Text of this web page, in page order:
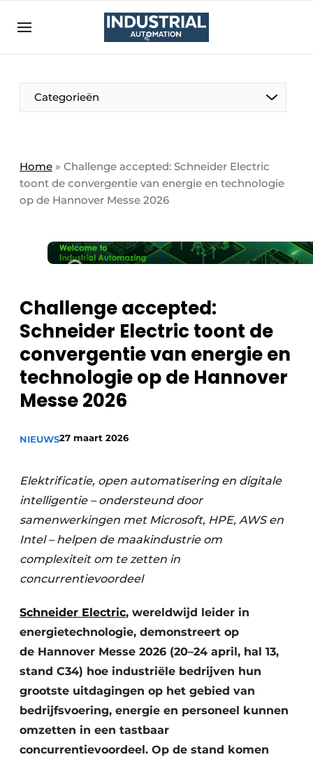
Aanmelden
Bedrijven
Bedrijven
Direct contact
Eigen content aanleveren
Meest gelezen
Podcasts
Privacy / Cookie statement
Vacature aanmelden
Vacatures
Video’s
Categorieën
Home » Challenge accepted: Schneider Electric
toont de convergentie van energie en technologie
op de Hannover Messe 2026 ​ ​ ​
Challenge accepted:
Schneider Electric toont de
convergentie van energie en
technologie op de Hannover
Messe 2026 ​ ​ ​
NIEUWS27 maart 2026
Elektrificatie, open automatisering en digitale
intelligentie – ondersteund door
samenwerkingen met Microsoft, HPE, AWS en
Intel – helpen de maakindustrie om
complexiteit om te zetten in
concurrentievoordeel
Schneider Electric, wereldwijd leider in
energietechnologie, demonstreert op
de Hannover Messe 2026 (20–24 april, hal 13,
stand C34) hoe industriële bedrijven hun
grootste uitdagingen op het gebied van
bedrijfsvoering, energie en personeel kunnen
omzetten in een tastbaar
concurrentievoordeel. Op de stand komen